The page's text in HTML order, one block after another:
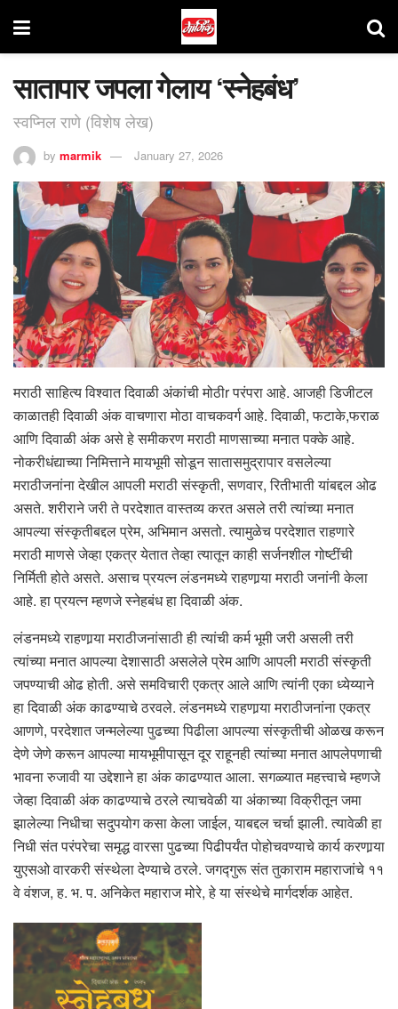
सातापार जपला गेलाय ‘स्नेहबंध’
स्वप्निल राणे (विशेष लेख)
by marmik January 27, 2026
मराठी साहित्य विश्वात दिवाळी अंकांची मोठीr परंपरा आहे. आजही डिजीटल
काळातही दिवाळी अंक वाचणारा मोठा वाचकवर्ग आहे. दिवाळी, फटाके,फराळ
आणि दिवाळी अंक असे हे समीकरण मराठी माणसाच्या मनात पक्के आहे.
नोकरीधंद्याच्या निमित्ताने मायभूमी सोडून सातासमुद्रापार वसलेल्या
मराठीजनांना देखील आपली मराठी संस्कृती, सणवार, रितीभाती यांबद्दल ओढ
असते. शरीराने जरी ते परदेशात वास्तव्य करत असले तरी त्यांच्या मनात
आपल्या संस्कृतीबद्दल प्रेम, अभिमान असतो. त्यामुळेच परदेशात राहणारे
मराठी माणसे जेव्हा एकत्र येतात तेव्हा त्यातून काही सर्जनशील गोष्टींची
निर्मिती होते असते. असाच प्रयत्न लंडनमध्ये राहणार्‍या मराठी जनांनी केला
आहे. हा प्रयत्न म्हणजे स्नेहबंध हा दिवाळी अंक.
लंडनमध्ये राहणार्‍या मराठीजनांसाठी ही त्यांची कर्म भूमी जरी असली तरी
त्यांच्या मनात आपल्या देशासाठी असलेले प्रेम आणि आपली मराठी संस्कृती
जपण्याची ओढ होती. असे समविचारी एकत्र आले आणि त्यांनी एका ध्येय्याने
हा दिवाळी अंक काढण्याचे ठरवले. लंडनमध्ये राहणार्‍या मराठीजनांना एकत्र
आणणे, परदेशात जन्मलेल्या पुढच्या पिढीला आपल्या संस्कृतीची ओळख करून
देणे जेणे करून आपल्या मायभूमीपासून दूर राहूनही त्यांच्या मनात आपलेपणाची
भावना रुजावी या उद्देशाने हा अंक काढण्यात आला. सगळ्यात महत्त्वाचे म्हणजे
जेव्हा दिवाळी अंक काढण्याचे ठरले त्याचवेळी या अंकाच्या विक्रीतून जमा
झालेल्या निधीचा सदुपयोग कसा केला जाईल, याबद्दल चर्चा झाली. त्यावेळी हा
निधी संत परंपरेचा समृद्ध वारसा पुढच्या पिढीपर्यंत पोहोचवण्याचे कार्य करणार्‍या
युएसओ वारकरी संस्थेला देण्याचे ठरले. जगद्गुरू संत तुकाराम महाराजांचे ११
वे वंशज, ह. भ. प. अनिकेत महाराज मोरे, हे या संस्थेचे मार्गदर्शक आहेत.